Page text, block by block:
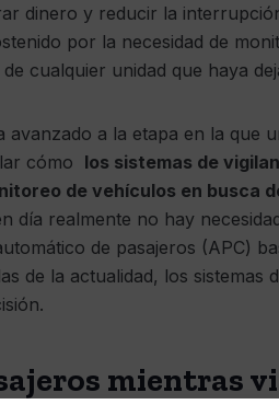
dinero y reducir la
por la necesidad de
cualquier unidad que haya
avanzado a la etapa en la que
cómo los sistemas de
de vehículos en busca
día realmente no hay
de pasajeros (APC)
de la actualidad, los
mientras